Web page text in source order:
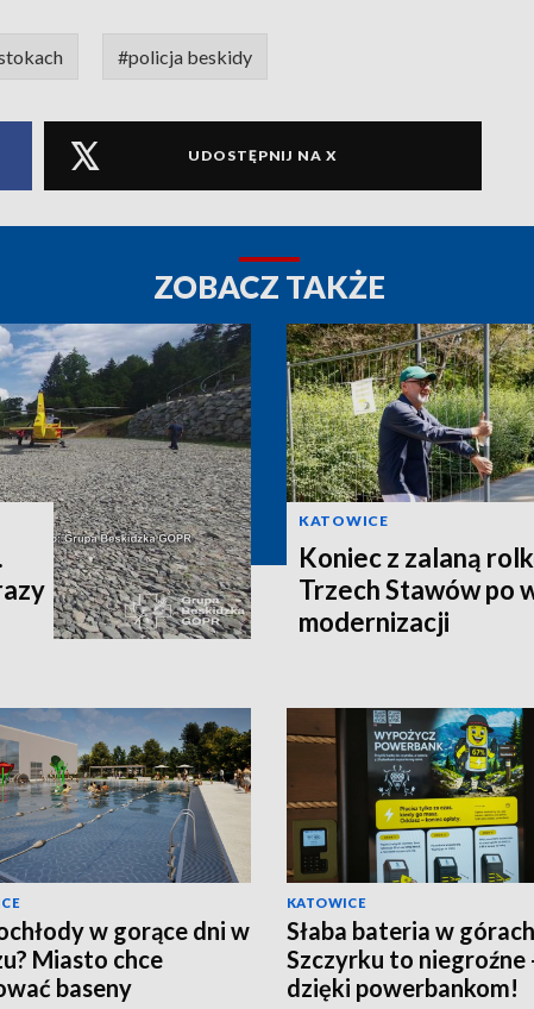
#policja beskidy
UDOSTĘPNIJ NA X
ZOBACZ TAKŻE
KATOWICE
Koniec z zalaną
Trzech Stawów po
modernizacji
w gorące dni w
Miasto chce
baseny
KATOWICE
Słaba bateria w
Szczyrku to niegroźne
dzięki powerbankom!